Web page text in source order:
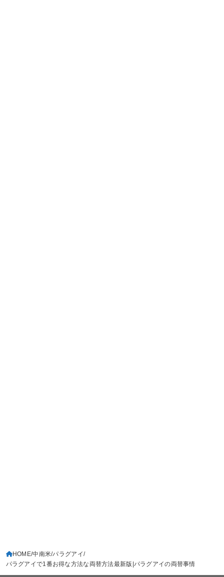
HOME 中南米 パラグアイ
パラグアイで1番お得な方法な両替方法最新版|パラグアイの両替事情